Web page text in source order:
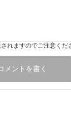
れますのでご注意くだ